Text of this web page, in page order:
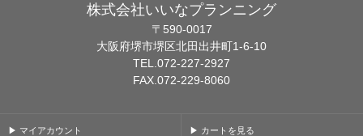
株式会社いいなプランニング
〒590-0017
大阪府堺市堺区北田出井町1-6-10
TEL.072-227-2927
FAX.072-229-8060
▶ マイアカウント ▶ カートを見る